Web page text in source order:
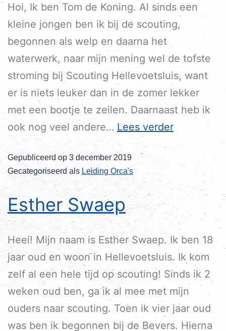
Hoi, Ik ben Tom de Koning. Al sinds een
kleine jongen ben ik bij de scouting,
begonnen als welp en daarna het
waterwerk, naar mijn mening wel de tofste
stroming bij Scouting Hellevoetsluis, want
er is niets leuker dan in de zomer lekker
met een bootje te zeilen. Daarnaast heb ik
ook nog veel andere… Lees verder
Gepubliceerd op 3 december 2019
Gecategoriseerd als Leiding Orca's
Esther Swaep
Heei! Mijn naam is Esther Swaep. Ik ben 18
jaar oud en woon in Hellevoetsluis. Ik kom
zelf al een hele tijd op scouting! Sinds ik 2
weken oud ben, ga ik al mee met mijn
ouders naar scouting. Toen ik vier jaar oud
was ben ik begonnen bij de Bevers. Hierna